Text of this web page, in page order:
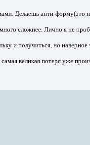
Делаешь анти-
сложнее. Лично я не
и получиться, но наверное
великая потеря уже